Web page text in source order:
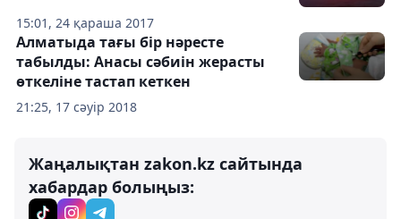
15:01, 24 қараша 2017
21:25, 17 сәуір 2018
Алматыда тағы бір нәресте
табылды: Анасы сәбиін жерасты
өткеліне тастап кеткен
Жаңалықтан zakon.kz сайтында
хабардар болыңыз: